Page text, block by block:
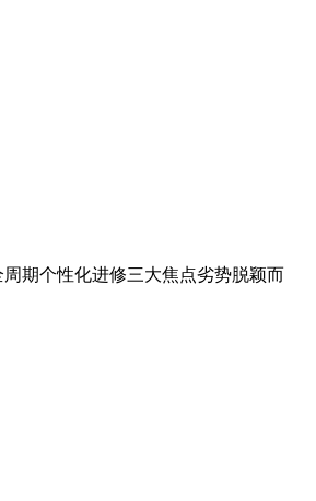
期个性化进修三大焦点劣势脱颖而